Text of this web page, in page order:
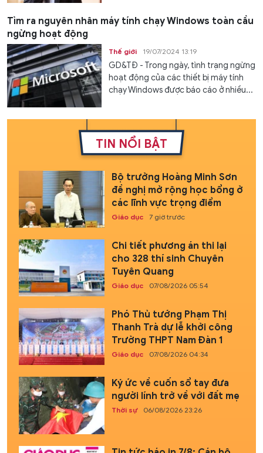
Tìm ra nguyên nhân máy tính chạy Windows toàn cầu
ngừng hoạt động
Thế giới 19/07/2024 13:19
GD&TĐ - Trong ngày, tình trạng ngừng
hoạt động của các thiết bị máy tính
chạy Windows được báo cáo ở nhiều...
TIN NỔI BẬT
Bộ trưởng Hoàng Minh Sơn
đề nghị mở rộng học bổng ở
các lĩnh vực trọng điểm
Giáo dục 7 giờ trước
Chi tiết phương án thi lại
cho 328 thí sinh Chuyên
Tuyên Quang
Giáo dục 07/08/2026 05:54
Phó Thủ tướng Phạm Thị
Thanh Trà dự lễ khởi công
Trường THPT Nam Đàn 1
Giáo dục 07/08/2026 04:34
Ký ức về cuốn sổ tay đưa
người lính trở về với đất mẹ
Thời sự 06/08/2026 23:26